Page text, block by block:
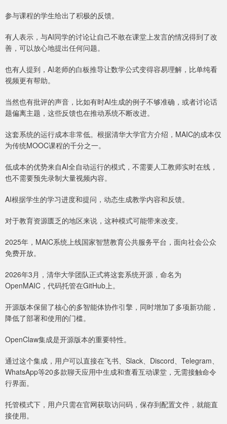
参与课程的学生给出了积极的反馈。
有人表示，与AI同学的讨论让自己不敢在课堂上发言的情况得到了改
善，可以放心地提出任何问题。
也有人提到，AI老师的白板推导让数学公式变得容易理解，比单纯看
视频更有帮助。
当然也有批评的声音，比如有时AI生成的例子不够准确，或者讨论话
题偏离主题，这些反馈也在推动系统不断改进。
这套系统的运行成本非常低。根据清华大学官方介绍，MAIC的成本仅
为传统MOOC课程的千分之一。
低成本的优势来自AI全自动运行的模式，不需要人工教师实时在线，
也不需要预先录制大量视频内容。
AI根据学生的学习进度和提问，动态生成教学内容和反馈。
对于教育资源匮乏的地区来说，这种模式可能带来改变。
2025年，MAIC系统上线国家智慧教育公共服务平台，面向社会公众
免费开放。
2026年3月，清华大学团队正式将这套系统开源，命名为
OpenMAIC，代码托管在GitHub上。
开源版本保留了核心的多智能体协作引擎，同时增加了多项新功能，
降低了部署和使用的门槛。
OpenClaw集成是开源版本的重要特性。
通过这个集成，用户可以直接在飞书、Slack、Discord、Telegram、
WhatsApp等20多款聊天应用中生成和查看互动课堂，无需接触命令
行界面。
托管模式下，用户只需在官网获取访问码，保存到配置文件，就能直
接使用。